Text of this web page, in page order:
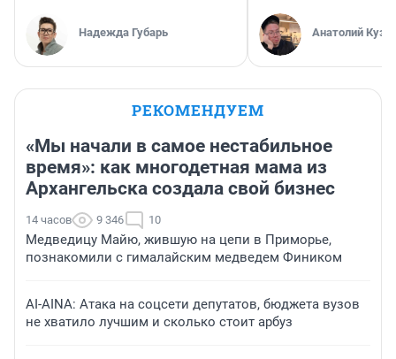
Надежда Губарь Анатолий
РЕКОМЕНДУЕМ
«Мы начали в самое нестабильное
время»: как многодетная мама из
Архангельска создала свой бизнес
14 часов 9 346 10
Медведицу Майю, жившую на цепи в Приморье,
познакомили с гималайским медведем Фиником
AI-AINA: Атака на соцсети депутатов, бюджета вузов
не хватило лучшим и сколько стоит арбуз